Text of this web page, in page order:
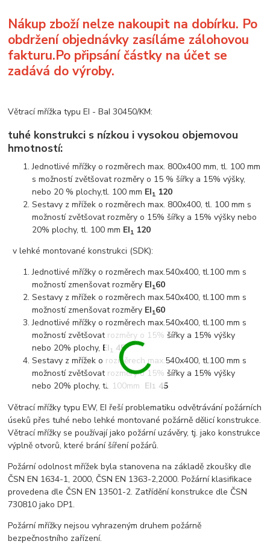
Nákup zboží nelze nakoupit na dobírku. Po
obdržení objednávky zasíláme zálohovou
fakturu.Po připsání částky na účet se
zadává do výroby.
Větrací mřížka typu EI - BaI 30450/KM:
tuhé konstrukci s nízkou i vysokou objemovou
hmotností:
Jednotlivé mřížky o rozměrech max. 800x400 mm, tl. 100 mm
s možností zvětšovat rozměry o 15 % šířky a 15% výšky,
nebo 20 % plochy,tl. 100 mm EI1 120
Sestavy z mřížek o rozměrech max. 800x400, tl. 100 mm s
možností zvětšovat rozměry o 15% šířky a 15% výšky nebo
20% plochy, tl. 100 mm EI1 120
v lehké montované konstrukci (SDK):
Jednotlivé mřížky o rozměrech max.540x400, tl.100 mm s
možností zmenšovat rozměry EI160
Sestavy z mřížek o rozměrech max.540x400, tl.100 mm s
možností zmenšovat rozměry EI160
Jednotlivé mřížky o rozměrech max.540x400, tl.100 mm s
možností zvětšovat rozměry o 15% šířky a 15% výšky
nebo 20% plochy, EI1 45
Sestavy z mřížek o rozměrech max.540x400, tl.100 mm s
možností zvětšovat rozměry o 15% šířky a 15% výšky
nebo 20% plochy, tl. 100mm EI1 45
Větrací mřížky typu EW, EI řeší problematiku odvětrávání požárních
úseků přes tuhé nebo lehké montované požárně dělicí konstrukce.
Větrací mřížky se používají jako požární uzávěry, tj. jako konstrukce
výplně otvorů, které brání šíření požárů.
Požární odolnost mřížek byla stanovena na základě zkoušky dle
ČSN EN 1634-1, 2000, ČSN EN 1363-2,2000. Požární klasifikace
provedena dle ČSN EN 13501-2. Zatřídění konstrukce dle ČSN
730810 jako DP1.
Požární mřížky nejsou vyhrazeným druhem požárně
bezpečnostního zařízení.